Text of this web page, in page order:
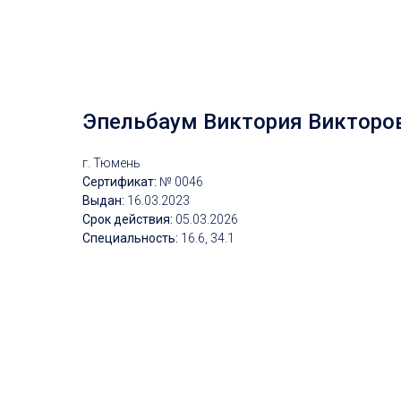
Эпельбаум Виктория
г. Тюмень
Сертификат: № 0046
Выдан: 16.03.2023
Срок действия: 05.03.2026
Специальность: 16.6, 34.1